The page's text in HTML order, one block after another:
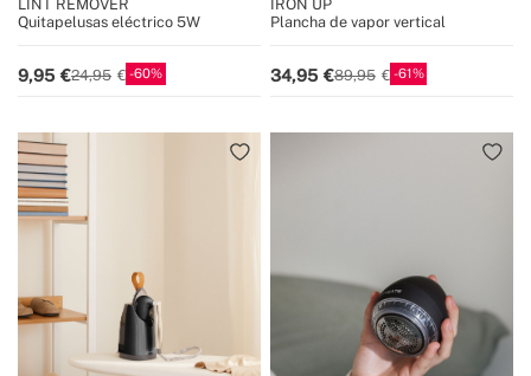
LINT REMOVER
Quitapelusas eléctrico 5W
9,95 24,95 60
IRON UP
Plancha de vapor vertical
34,95 89,95 61